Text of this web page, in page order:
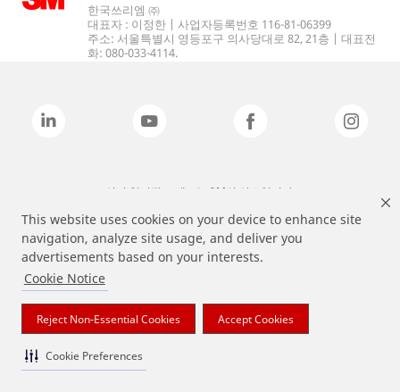
This website uses cookies on your device to enhance site
navigation, analyze site usage, and deliver you
advertisements based on your interests.
Cookie Notice
Reject Non-Essential Cookies Accept Cookies
Cookie Preferences
한국쓰리엠 ㈜
대표자 : 이정한 | 사업자등록번호 116-81-06399
주소: 서울특별시 영등포구 의사당대로 82, 21층 | 대표전
화: 080-033-4114.
상기 열거된 브랜드는 3M의 상표입니다.